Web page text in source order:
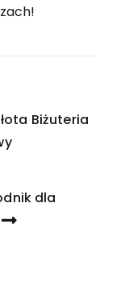
Biżuteria
dla